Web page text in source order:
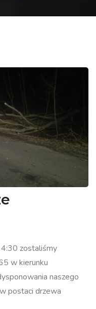
zostaliśmy
w kierunku
naszego
postaci drzewa